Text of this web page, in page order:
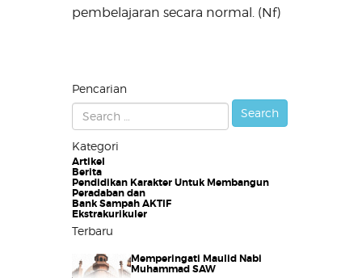
pembelajaran secara normal. (Nf)
Pencarian
Kategori
Artikel
Berita
Pendidikan Karakter Untuk Membangun
Peradaban dan
Bank Sampah AKTIF
Ekstrakurikuler
Terbaru
Memperingati Maulid Nabi
Muhammad SAW